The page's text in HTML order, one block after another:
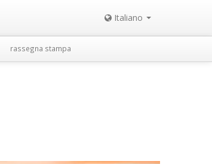
Italiano
rassegna stampa